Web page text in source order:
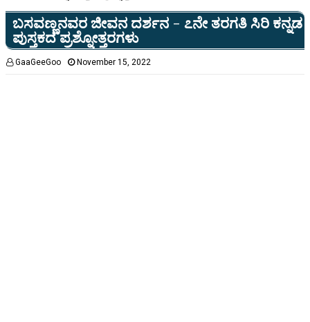
ಬಸವಣ್ಣನವರ ಜೀವನ ದರ್ಶನ - ೭ನೇ ತರಗತಿ ಸಿರಿ ಕನ್ನಡ
ಪುಸ್ತಕದ ಪ್ರಶ್ನೋತ್ತರಗಳು
GaaGeeGoo November 15, 2022